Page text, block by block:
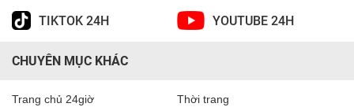
TIKTOK 24H YOUTUBE 24H
CHUYÊN MỤC KHÁC
Trang chủ 24giờ Thời trang